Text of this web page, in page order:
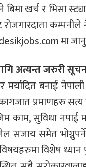
खर्च र भिसा
मा जानु
अत्यन्त जरुरी
बनाई
प्रमाणहरु
काम, सुविधा नपाई
सजाय समेत
विशेष